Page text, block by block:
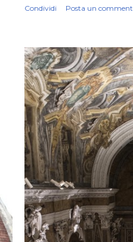
Condividi Posta un